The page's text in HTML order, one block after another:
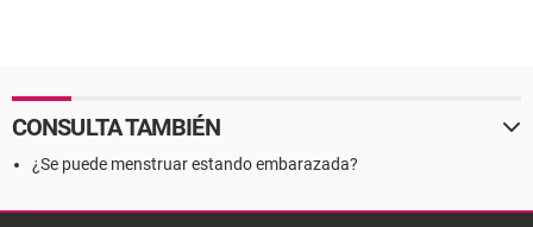
CONSULTA TAMBIÉN
¿Se puede menstruar estando embarazada?